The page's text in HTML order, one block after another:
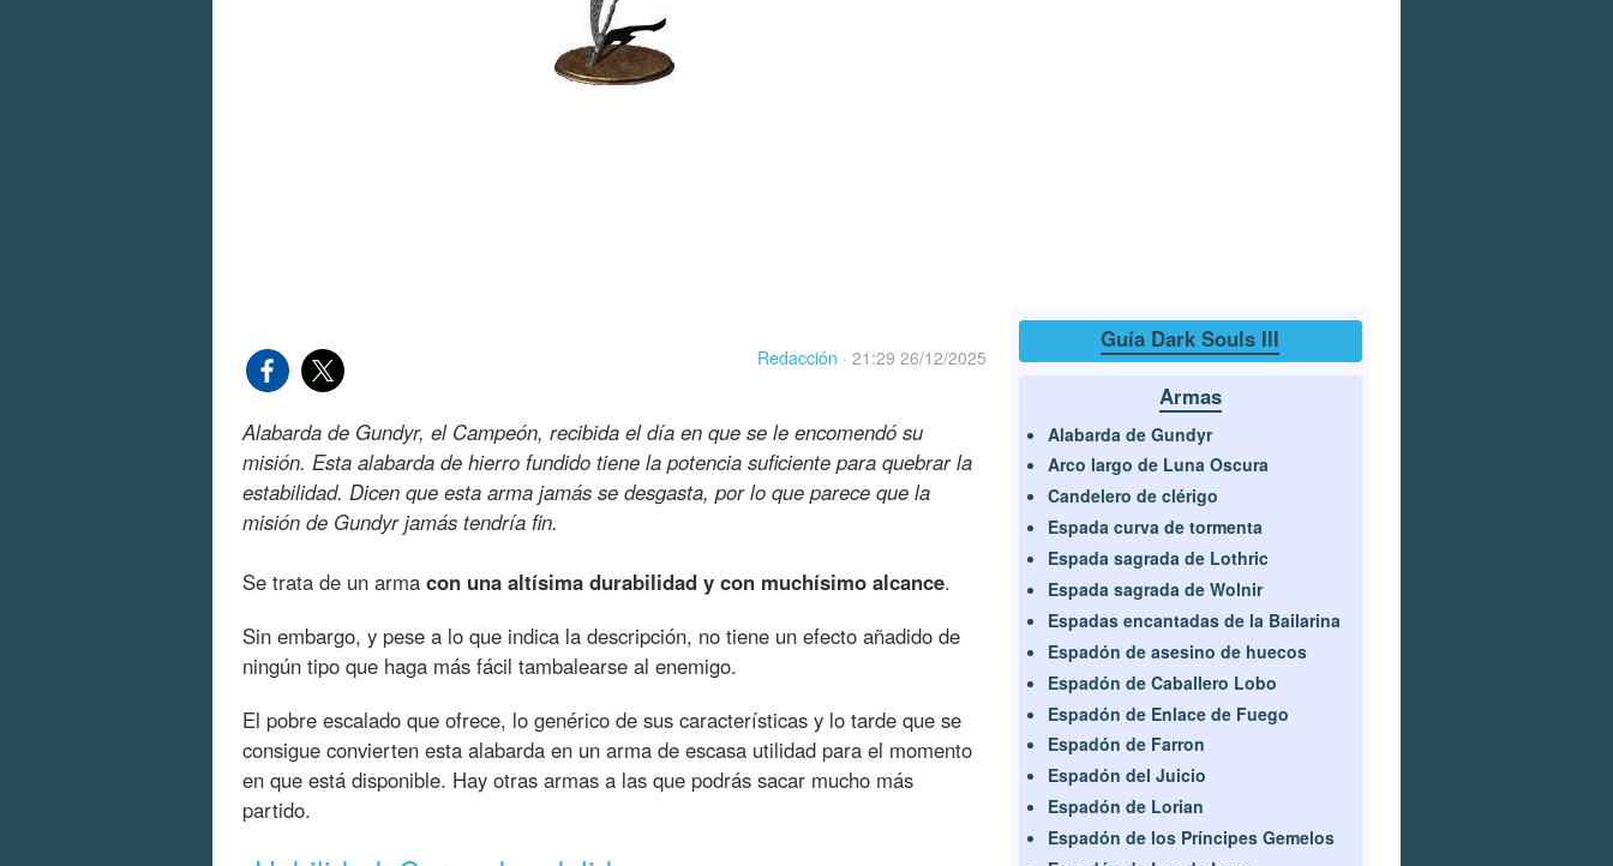
Redacción · 21:29 26/12/2025
Alabarda de Gundyr, el Campeón, recibida el día en que se le encomendó su
misión. Esta alabarda de hierro fundido tiene la potencia suficiente para quebrar la
estabilidad. Dicen que esta arma jamás se desgasta, por lo que parece que la
misión de Gundyr jamás tendría fin.
Se trata de un arma con una altísima durabilidad y con muchísimo alcance.
Sin embargo, y pese a lo que indica la descripción, no tiene un efecto añadido de
ningún tipo que haga más fácil tambalearse al enemigo.
El pobre escalado que ofrece, lo genérico de sus características y lo tarde que se
consigue convierten esta alabarda en un arma de escasa utilidad para el momento
en que está disponible. Hay otras armas a las que podrás sacar mucho más
partido.
Guía Dark Souls III
Armas
Alabarda de Gundyr
Arco largo de Luna Oscura
Candelero de clérigo
Espada curva de tormenta
Espada sagrada de Lothric
Espada sagrada de Wolnir
Espadas encantadas de la Bailarina
Espadón de asesino de huecos
Espadón de Caballero Lobo
Espadón de Enlace de Fuego
Espadón de Farron
Espadón del Juicio
Espadón de Lorian
Espadón de los Príncipes Gemelos